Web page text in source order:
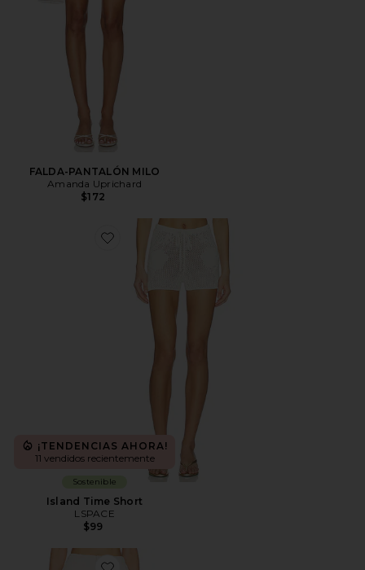
FALDA-PANTALÓN MILO
Amanda Uprichard
$172
Favorite Island Time Short
¡TENDENCIAS AHORA!
11 vendidos recientemente
Sostenible
Island Time Short
LSPACE
$99